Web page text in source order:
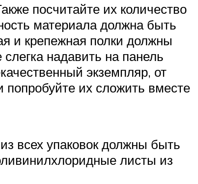
посчитайте их количество
материала должна быть
и крепежная полки должны
надавить на панель
экземпляр, от
попробуйте их сложить вместе
всех упаковок должны быть
листы из